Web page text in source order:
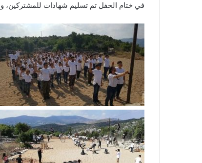
في ختام الحفل تم تسليم شهادات للمشتركين،